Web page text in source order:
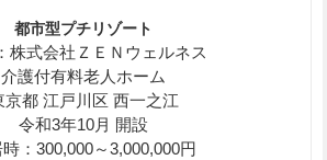
都市型プチリゾート
株式会社ＺＥＮウェルネス
介護付有料老人ホーム
京都 江戸川区 西一之江
令和3年10月 開設
時：300,000～3,000,000円